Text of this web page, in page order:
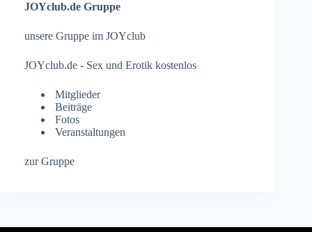
JOYclub.de Gruppe
unsere Gruppe im JOYclub
JOYclub.de - Sex und Erotik kostenlos
Mitglieder
Beiträge
Fotos
Veranstaltungen
zur Gruppe